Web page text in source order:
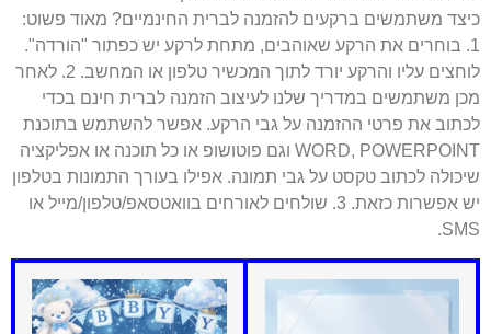
משתמשים ברקעים להזמנה לברית החינמיים? מאוד פשוט:
1. בוחרים את הרקע שאוהבים, מתחת לרקע יש כפתור "הורדה".
לוחצים עליו והרקע יורד לתוך המכשיר טלפון או המחשב. 2. לאחר
משתמשים במדריך שלנו לעיצוב הזמנה לברית חינם בכדי
את פרטי ההזמנה על גבי הרקע. אפשר להשתמש בתוכנת
WORD, POWERPOINT וגם פוטושופ או כל תוכנה או אפליקציה
לכתוב טקסט על גבי תמונה. אפילו בעורך התמונות בטלפון
יש אפשרות כזאת. 3. שולחים לאורחים בוואטסאפ/טלפון/מייל או